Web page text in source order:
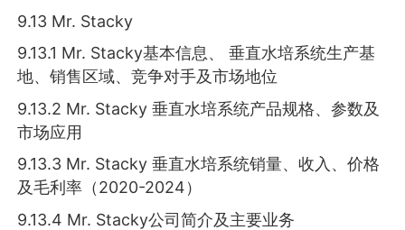
9.13 Mr. Stacky
9.13.1 Mr. Stacky基本信息、 垂直水培系统生产基
地、销售区域、竞争对手及市场地位
9.13.2 Mr. Stacky 垂直水培系统产品规格、参数及
市场应用
9.13.3 Mr. Stacky 垂直水培系统销量、收入、价格
及毛利率（2020-2024）
9.13.4 Mr. Stacky公司简介及主要业务